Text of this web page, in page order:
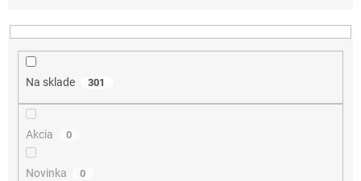
n
Na sklade 301
Akcia 0
Novinka 0